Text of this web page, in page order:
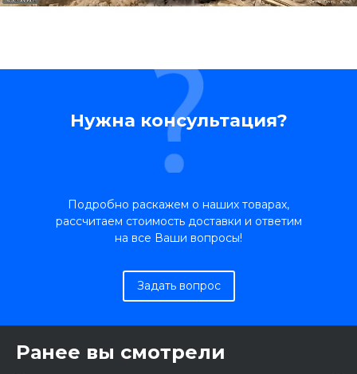
Нужна консультация?
Подробно раскажем о наших товарах,
рассчитаем стоимость доставки и ответим
на все Ваши вопросы!
Задать вопрос
Ранее вы смотрели